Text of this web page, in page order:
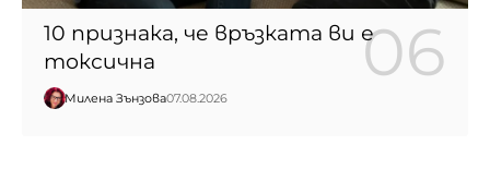
10 признака, че връзката ви е
токсична
Милена Зънзова07.08.2026